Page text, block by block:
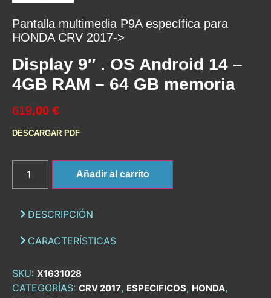
Pantalla multimedia P9A específica para
HONDA CRV 2017->
Display 9″ . OS Android 14 –
4GB RAM – 64 GB memoria
619,00 €
DESCARGAR PDF
Añadir al carrito
DESCRIPCIÓN
CARACTERÍSTICAS
SKU: X1631028
CATEGORÍAS: CRV 2017, ESPECIFICOS, HONDA,